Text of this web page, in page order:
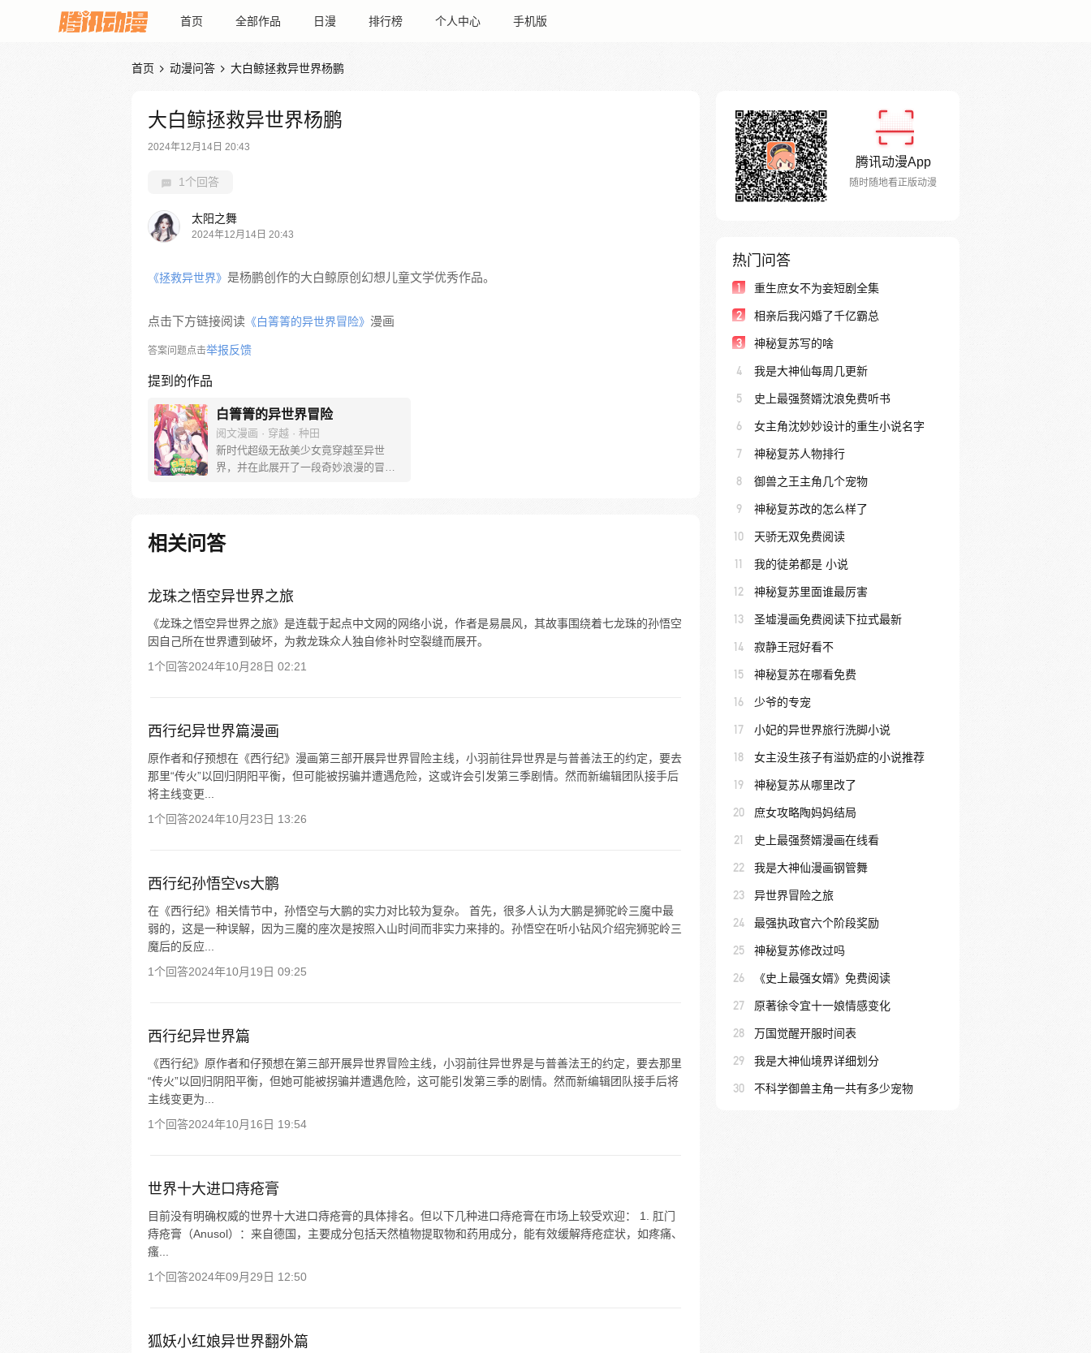
首页 全部作品 日漫 排行榜 个人中心 手机版
首页  动漫问答  大白鲸拯救异世界杨鹏
大白鲸拯救异世界杨鹏
2024年12月14日 20:43
1个回答
太阳之舞
2024年12月14日 20:43
《拯救异世界》 是杨鹏创作的大白鲸原创幻想儿童文学优秀作品。
点击下方链接阅读 《白箐箐的异世界冒险》 漫画
答案问题点击举报反馈
提到的作品
白箐箐的异世界冒险
阅文漫画 · 穿越 · 种田
新时代超级无敌美少女竟穿越至异世
界，并在此展开了一段奇妙浪漫的冒
相关问答
龙珠之悟空异世界之旅
《龙珠之悟空异世界之旅》是连载于起点中文网的网络小说，作者是易晨风，其故事围绕着七龙珠的孙悟空
因自己所在世界遭到破坏，为救龙珠众人独自修补时空裂缝而展开。
1个回答2024年10月28日 02:21
西行纪异世界篇漫画
原作者和仔预想在《西行纪》漫画第三部开展异世界冒险主线，小羽前往异世界是与普善法王的约定，要去
那里“传火”以回归阴阳平衡，但可能被拐骗并遭遇危险，这或许会引发第三季剧情。然而新编辑团队接手后
将主线变更...
1个回答2024年10月23日 13:26
西行纪孙悟空vs大鹏
在《西行纪》相关情节中，孙悟空与大鹏的实力对比较为复杂。 首先，很多人认为大鹏是狮驼岭三魔中最
弱的，这是一种误解，因为三魔的座次是按照入山时间而非实力来排的。孙悟空在听小钻风介绍完狮驼岭三
魔后的反应...
1个回答2024年10月19日 09:25
西行纪异世界篇
《西行纪》原作者和仔预想在第三部开展异世界冒险主线，小羽前往异世界是与普善法王的约定，要去那里
“传火”以回归阴阳平衡，但她可能被拐骗并遭遇危险，这可能引发第三季的剧情。然而新编辑团队接手后将
主线变更为...
1个回答2024年10月16日 19:54
世界十大进口痔疮膏
目前没有明确权威的世界十大进口痔疮膏的具体排名。但以下几种进口痔疮膏在市场上较受欢迎： 1. 肛门
痔疮膏（Anusol）：来自德国，主要成分包括天然植物提取物和药用成分，能有效缓解痔疮症状，如疼痛、
瘙...
1个回答2024年09月29日 12:50
狐妖小红娘异世界翻外篇
腾讯动漫App
随时随地看正版动漫
热门问答
1 重生庶女不为妾短剧全集
2 相亲后我闪婚了千亿霸总
3 神秘复苏写的啥
4 我是大神仙每周几更新
5 史上最强赘婿沈浪免费听书
6 女主角沈妙妙设计的重生小说名字
7 神秘复苏人物排行
8 御兽之王主角几个宠物
9 神秘复苏改的怎么样了
10 天骄无双免费阅读
11 我的徒弟都是 小说
12 神秘复苏里面谁最厉害
13 圣墟漫画免费阅读下拉式最新
14 寂静王冠好看不
15 神秘复苏在哪看免费
16 少爷的专宠
17 小妃的异世界旅行洗脚小说
18 女主没生孩子有溢奶症的小说推荐
19 神秘复苏从哪里改了
20 庶女攻略陶妈妈结局
21 史上最强赘婿漫画在线看
22 我是大神仙漫画钢管舞
23 异世界冒险之旅
24 最强执政官六个阶段奖励
25 神秘复苏修改过吗
26 《史上最强女婿》免费阅读
27 原著徐令宜十一娘情感变化
28 万国觉醒开服时间表
29 我是大神仙境界详细划分
30 不科学御兽主角一共有多少宠物